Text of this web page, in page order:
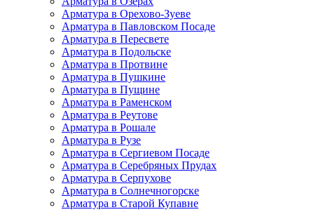
Арматура в Орехово-Зуеве
Арматура в Павловском Посаде
Арматура в Пересвете
Арматура в Подольске
Арматура в Протвине
Арматура в Пушкине
Арматура в Пущине
Арматура в Раменском
Арматура в Реутове
Арматура в Рошале
Арматура в Рузе
Арматура в Сергиевом Посаде
Арматура в Серебряных Прудах
Арматура в Серпухове
Арматура в Солнечногорске
Арматура в Старой Купавне